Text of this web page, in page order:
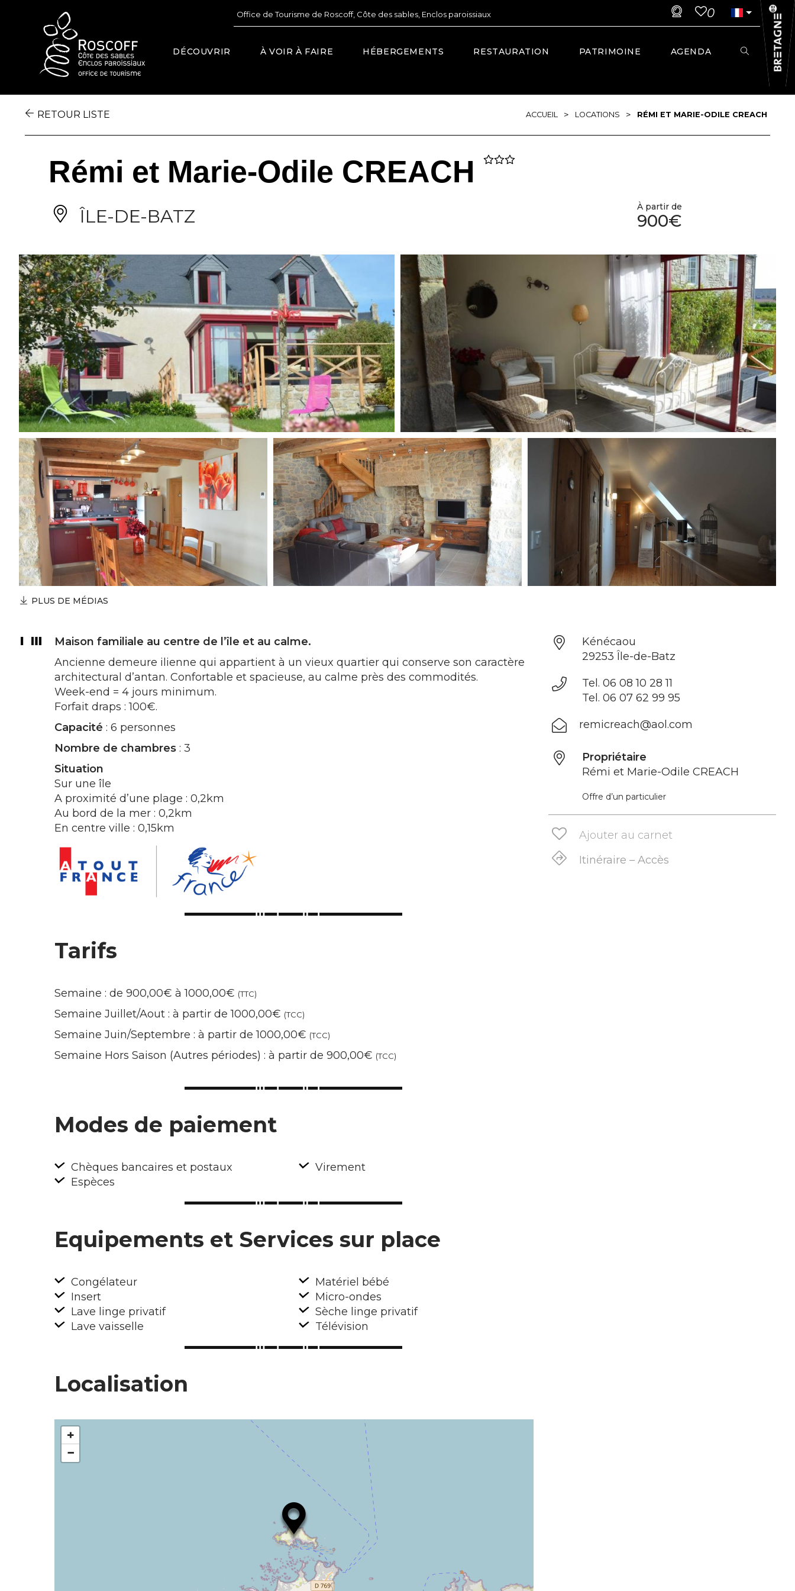
Office de Tourisme de Roscoff, Côte des sables, Enclos paroissiaux 0
DÉCOUVRIR À VOIR À FAIRE HÉBERGEMENTS RESTAURATION PATRIMOINE AGENDA
RETOUR LISTE ACCUEIL > LOCATIONS > RÉMI ET MARIE-ODILE CREACH
Rémi et Marie-Odile CREACH
ÎLE-DE-BATZ À partir de
900€
PLUS DE MÉDIAS
Maison familiale au centre de l’île et au calme.
Ancienne demeure ilienne qui appartient à un vieux quartier qui conserve son caractère
architectural d’antan. Confortable et spacieuse, au calme près des commodités.
Week-end = 4 jours minimum.
Forfait draps : 100€.
Capacité : 6 personnes
Nombre de chambres : 3
Situation
Sur une île
A proximité d’une plage : 0,2km
Au bord de la mer : 0,2km
En centre ville : 0,15km
Tarifs
Semaine : de 900,00€ à 1000,00€ (TTC)
Semaine Juillet/Aout : à partir de 1000,00€ (TCC)
Semaine Juin/Septembre : à partir de 1000,00€ (TCC)
Semaine Hors Saison (Autres périodes) : à partir de 900,00€ (TCC)
Modes de paiement
Chèques bancaires et postaux
Espèces
Virement
Equipements et Services sur place
Congélateur
Insert
Lave linge privatif
Lave vaisselle
Matériel bébé
Micro-ondes
Sèche linge privatif
Télévision
Localisation
+
−
Kénécaou
29253 Île-de-Batz
Tel. 06 08 10 28 11
Tel. 06 07 62 99 95
remicreach@aol.com
Propriétaire
Rémi et Marie-Odile CREACH
Offre d’un particulier
Ajouter au carnet
Itinéraire – Accès